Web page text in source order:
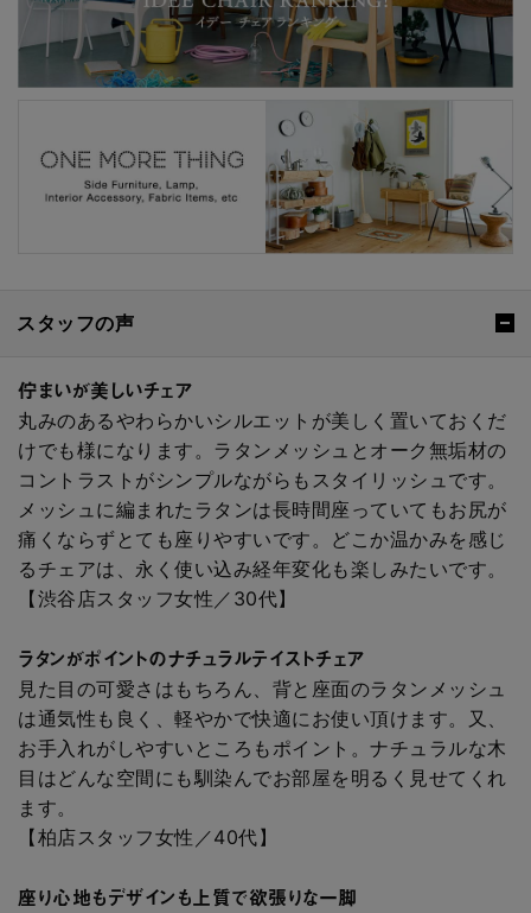
スタッフの声
佇まいが美しいチェア
丸みのあるやわらかいシルエットが美しく置いておくだ
けでも様になります。ラタンメッシュとオーク無垢材の
コントラストがシンプルながらもスタイリッシュです。
メッシュに編まれたラタンは長時間座っていてもお尻が
痛くならずとても座りやすいです。どこか温かみを感じ
るチェアは、永く使い込み経年変化も楽しみたいです。
【渋谷店スタッフ女性／30代】
ラタンがポイントのナチュラルテイストチェア
見た目の可愛さはもちろん、背と座面のラタンメッシュ
は通気性も良く、軽やかで快適にお使い頂けます。又、
お手入れがしやすいところもポイント。ナチュラルな木
目はどんな空間にも馴染んでお部屋を明るく見せてくれ
ます。
【柏店スタッフ女性／40代】
座り心地もデザインも上質で欲張りな一脚